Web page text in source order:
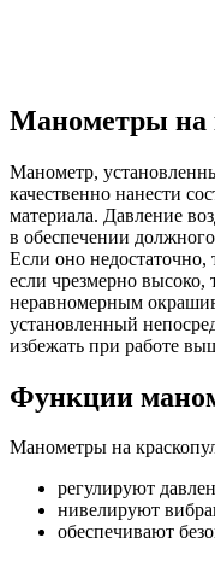
Манометры на
Манометр,
качественно нанести
материала. Давление
в обеспечении
Если оно
если чрезмерно высоко,
неравномерным
установленный
избежать при работе
Функции
Манометры на
регулируют
нивелируют
обеспечивают